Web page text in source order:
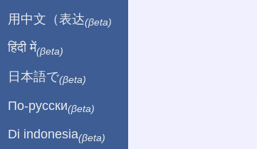
用中文（表达(βeta)
हिंदी में(βeta)
日本語で(βeta)
По-русски(βeta)
Di indonesia(βeta)